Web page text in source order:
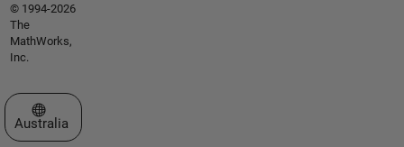
© 1994-2026
The
MathWorks,
Inc.
Select a Web Site
Australia